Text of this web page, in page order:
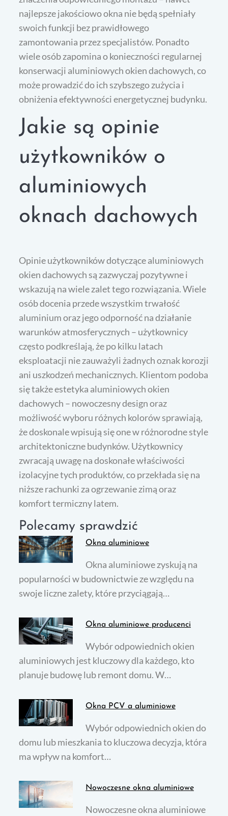
najlepsze jakościowo okna nie będą spełniały
swoich funkcji bez prawidłowego
zamontowania przez specjalistów. Ponadto
wiele osób zapomina o konieczności regularnej
konserwacji aluminiowych okien dachowych, co
może prowadzić do ich szybszego zużycia i
obniżenia efektywności energetycznej budynku.
Jakie są opinie
użytkowników o
aluminiowych
oknach dachowych
Opinie użytkowników dotyczące aluminiowych
okien dachowych są zazwyczaj pozytywne i
wskazują na wiele zalet tego rozwiązania. Wiele
osób docenia przede wszystkim trwałość
aluminium oraz jego odporność na działanie
warunków atmosferycznych – użytkownicy
często podkreślają, że po kilku latach
eksploatacji nie zauważyli żadnych oznak korozji
ani uszkodzeń mechanicznych. Klientom podoba
się także estetyka aluminiowych okien
dachowych – nowoczesny design oraz
możliwość wyboru różnych kolorów sprawiają,
że doskonale wpisują się one w różnorodne style
architektoniczne budynków. Użytkownicy
zwracają uwagę na doskonałe właściwości
izolacyjne tych produktów, co przekłada się na
niższe rachunki za ogrzewanie zimą oraz
komfort termiczny latem.
Polecamy sprawdzić
Okna aluminiowe
Okna aluminiowe zyskują na
popularności w budownictwie ze względu na
swoje liczne zalety, które przyciągają…
Okna aluminiowe producenci
Wybór odpowiednich okien
aluminiowych jest kluczowy dla każdego, kto
planuje budowę lub remont domu. W…
Okna PCV a aluminiowe
Wybór odpowiednich okien do
domu lub mieszkania to kluczowa decyzja, która
ma wpływ na komfort…
Nowoczesne okna aluminiowe
Nowoczesne okna aluminiowe